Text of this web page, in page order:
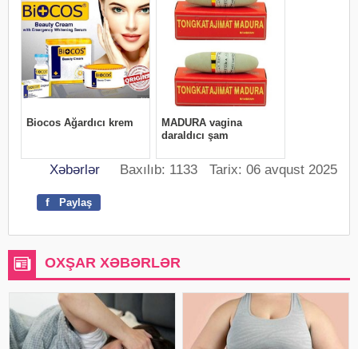
Xəbərlər Baxılıb: 1133 Tarix: 06 avqust 2025
f Paylaş
OXŞAR XƏBƏRLƏR